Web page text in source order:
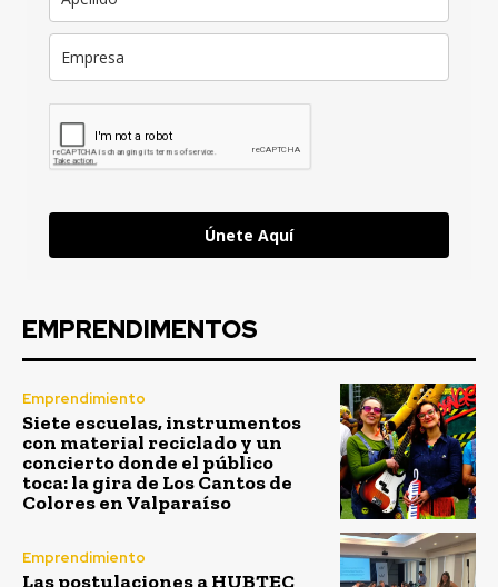
Únete Aquí
EMPRENDIMENTOS
Emprendimiento
Siete escuelas, instrumentos
con material reciclado y un
concierto donde el público
toca: la gira de Los Cantos de
Colores en Valparaíso
Emprendimiento
Las postulaciones a HUBTEC